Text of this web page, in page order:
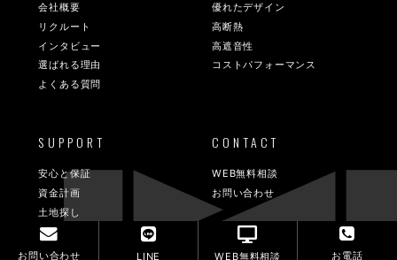
会社概要
リクルート
インタビュー
選ばれる理由
よくある質問
優れたデザイン
高断熱
高遮音性
コストパフォーマンス
SUPPORT
安心と保証
資金計画
土地探し
CONTACT
WEB無料相談
お問い合わせ
お問い合わせ LINE WEB無料相談 お電話